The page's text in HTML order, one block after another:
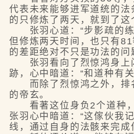
代表未来能够进军道统的法
的只修炼了两天，就到了这
张羽心道：“步影疏的练
但修炼两天时间，也只有
的差距绝对不只是功法的问
张羽看向了烈惊鸿身上
跡，心中暗道：“和道种有
而除了烈惊鸿之外，排
的帝玄。
看著这位身负2个道种，
张羽心中暗道：“这傢伙我
线，通过自身的法骸来完成